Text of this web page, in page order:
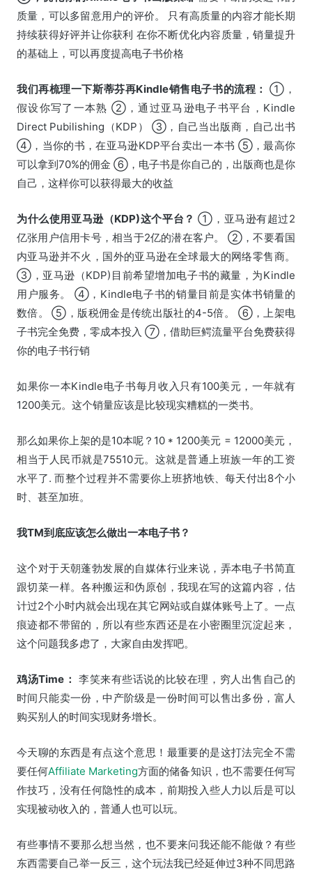
质量，可以多留意用户的评价。 只有高质量的内容才能长期
持续获得好评并让你获利 在你不断优化内容质量，销量提升
的基础上，可以再度提高电子书价格
我们再梳理一下斯蒂芬再Kindle销售电子书的流程： ①，
假设你写了一本熟 ②，通过亚马逊电子书平台，Kindle
Direct Pubilishing（KDP） ③，自己当出版商，自己出书
④，当你的书，在亚马逊KDP平台卖出一本书 ⑤，最高你
可以拿到70%的佣金 ⑥，电子书是你自己的，出版商也是你
自己，这样你可以获得最大的收益
为什么使用亚马逊（KDP)这个平台？ ①，亚马逊有超过2
亿张用户信用卡号，相当于2亿的潜在客户。 ②，不要看国
内亚马逊并不火，国外的亚马逊在全球最大的网络零售商。
③，亚马逊（KDP)目前希望增加电子书的藏量，为Kindle
用户服务。 ④，Kindle电子书的销量目前是实体书销量的
数倍。 ⑤，版税佣金是传统出版社的4-5倍。 ⑥，上架电
子书完全免费，零成本投入 ⑦，借助巨鳄流量平台免费获得
你的电子书行销
如果你一本Kindle电子书每月收入只有100美元，一年就有
1200美元。这个销量应该是比较现实糟糕的一类书。
那么如果你上架的是10本呢？10 * 1200美元 = 12000美元，
相当于人民币就是75510元。这就是普通上班族一年的工资
水平了. 而整个过程并不需要你上班挤地铁、每天付出8个小
时、甚至加班。
我TM到底应该怎么做出一本电子书？
这个对于天朝蓬勃发展的自媒体行业来说，弄本电子书简直
跟切菜一样。各种搬运和伪原创，我现在写的这篇内容，估
计过2个小时内就会出现在其它网站或自媒体账号上了。一点
痕迹都不带留的，所以有些东西还是在小密圈里沉淀起来，
这个问题我多虑了，大家自由发挥吧。
鸡汤Time： 李笑来有些话说的比较在理，穷人出售自己的
时间只能卖一份，中产阶级是一份时间可以售出多份，富人
购买别人的时间实现财务增长。
今天聊的东西是有点这个意思！最重要的是这打法完全不需
要任何Affiliate Marketing方面的储备知识，也不需要任何写
作技巧，没有任何隐性的成本，前期投入些人力以后是可以
实现被动收入的，普通人也可以玩。
有些事情不要那么想当然，也不要来问我还能不能做？有些
东西需要自己举一反三，这个玩法我已经延伸过3种不同思路